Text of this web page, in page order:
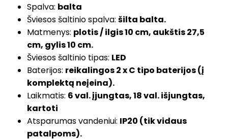
Spalva: balta
Šviesos šaltinio spalva: šilta balta.
Matmenys: plotis / ilgis 10 cm, aukštis 27,5
cm, gylis 10 cm.
Šviesos šaltinio tipas: LED
Baterijos: reikalingos 2 x C tipo baterijos (į
komplektą neįeina).
Laikmatis: 6 val. įjungtas, 18 val. išjungtas,
kartoti
Atsparumas vandeniui: IP20 (tik vidaus
patalpoms).